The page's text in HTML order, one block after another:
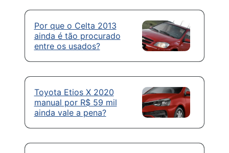
Por que o Celta 2013
ainda é tão procurado
entre os usados?
Toyota Etios X 2020
manual por R$ 59 mil
ainda vale a pena?